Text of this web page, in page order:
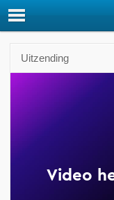
Uitzending